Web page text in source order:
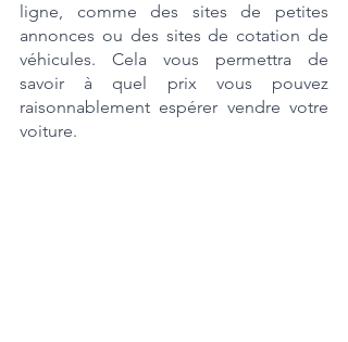
ligne, comme des sites de petites
annonces ou des sites de cotation de
véhicules. Cela vous permettra de
savoir à quel prix vous pouvez
raisonnablement espérer vendre votre
voiture.